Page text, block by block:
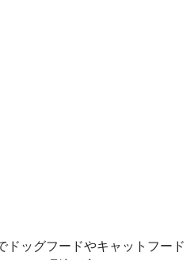
ドッグフードやキャットフード